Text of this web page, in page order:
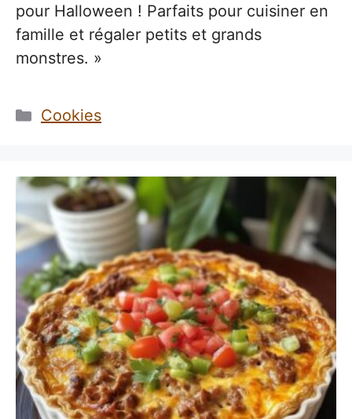
pour Halloween ! Parfaits pour cuisiner en
famille et régaler petits et grands
monstres. »
Catégories
Cookies